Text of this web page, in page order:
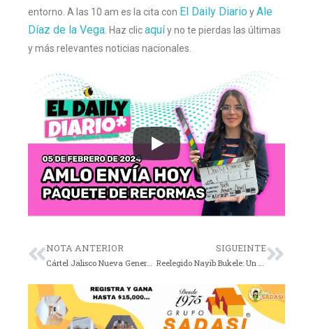
entorno. A las 10 am es la cita con El Daily DiarioyAle
Díaz de la Vega . Haz clicaquíy no te pierdas las últimas
y más relevantes noticias nacionales.
NOTA ANTERIOR SIGUEINTE